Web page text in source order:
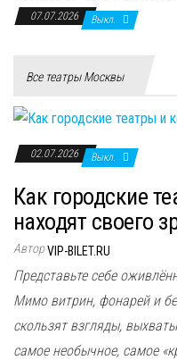
07.07.2026 Выкл.
Все театры Москвы
02.07.2026 Выкл.
Как городские
находят своего
АвторVIP-BILET.RU
Представьте себе
Мимо витрин, фонарей и
скользят взгляды,
самое необычное, самое